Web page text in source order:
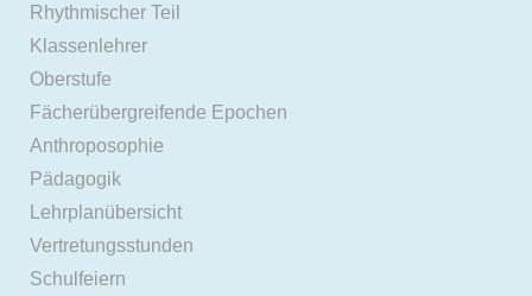
Rhythmischer Teil
Klassenlehrer
Oberstufe
Fächerübergreifende Epochen
Anthroposophie
Pädagogik
Lehrplanübersicht
Vertretungsstunden
Schulfeiern